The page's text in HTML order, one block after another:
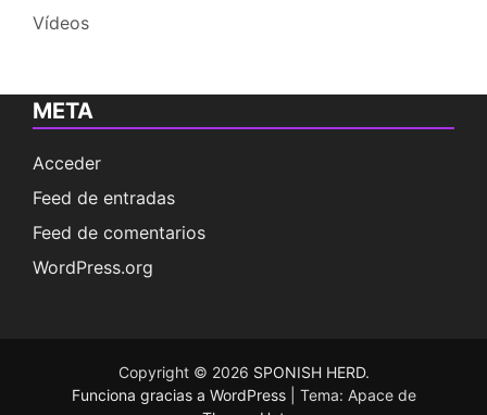
Vídeos
META
Acceder
Feed de entradas
Feed de comentarios
WordPress.org
Copyright © 2026 SPONISH HERD.
Funciona gracias a WordPress
Tema: Apace de